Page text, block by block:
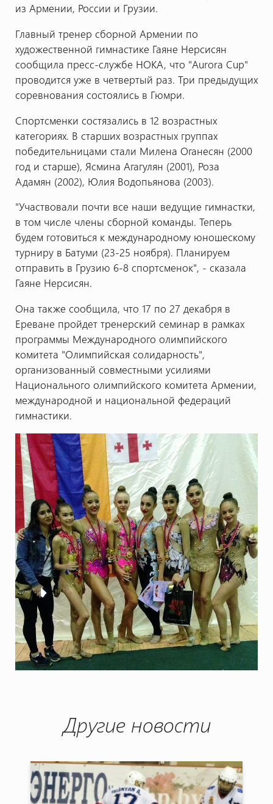
из Армении, России и Грузии.
Главный тренер сборной Армении по
художественной гимнастике Гаяне Нерсисян
сообщила пресс-службе НОКА, что "Aurora Cup"
проводится уже в четвертый раз. Три предыдущих
соревнования состоялись в Гюмри.
Спортсменки состязались в 12 возрастных
категориях. В старших возрастных группах
победительницами стали Милена Оганесян (2000
год и старше), Ясмина Агагулян (2001), Роза
Адамян (2002), Юлия Водопьянова (2003).
"Участвовали почти все наши ведущие гимнастки,
в том числе члены сборной команды. Теперь
будем готовиться к международному юношескому
турниру в Батуми (23-25 ноября). Планируем
отправить в Грузию 6-8 спортсменок", - сказала
Гаяне Нерсисян.
Она также сообщила, что 17 по 27 декабря в
Ереване пройдет тренерский семинар в рамках
программы Международного олимпийского
комитета "Олимпийская солидарность",
организованный совместными усилиями
Национального олимпийского комитета Армении,
международной и национальной федераций
гимнастики.
Другие новости